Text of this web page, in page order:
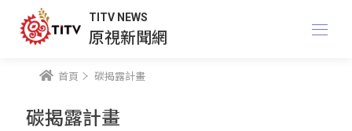
TITV NEWS
原視新聞網
首頁 碳揭露計畫
碳揭露計畫